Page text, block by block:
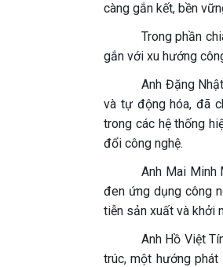
càng gắn kết, bền
Trong phần
gắn với xu hướng
Anh Đặng
và tự động hóa, đã
trong các hệ thống
đổi công nghệ.
Anh Mai Minh
đen ứng dụng công
tiễn sản xuất và khởi
Anh Hồ Việt
trúc, một hướng